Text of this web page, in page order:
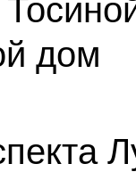
дом